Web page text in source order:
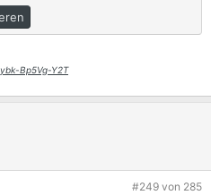
Bp5Vg-Y2T
#249 von 285